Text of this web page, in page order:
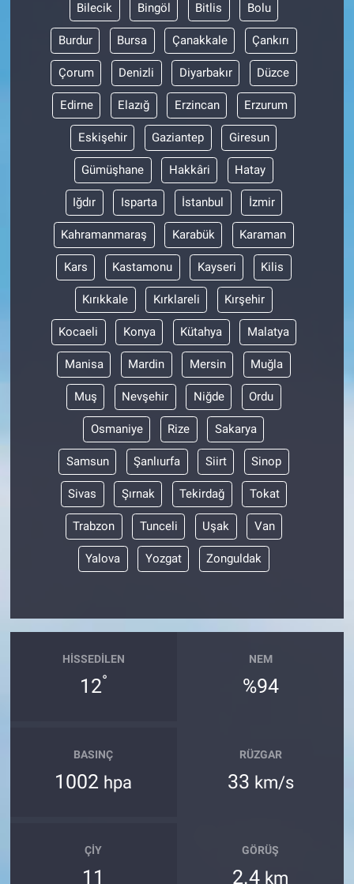
Bilecik Bingöl Bitlis Bolu
Burdur Bursa Çanakkale Çankırı
Çorum Denizli Diyarbakır Düzce
Edirne Elazığ Erzincan Erzurum
Eskişehir Gaziantep Giresun
Gümüşhane Hakkâri Hatay
Iğdır Isparta İstanbul İzmir
Kahramanmaraş Karabük Karaman
Kars Kastamonu Kayseri Kilis
Kırıkkale Kırklareli Kırşehir
Kocaeli Konya Kütahya Malatya
Manisa Mardin Mersin Muğla
Muş Nevşehir Niğde Ordu
Osmaniye Rize Sakarya
Samsun Şanlıurfa Siirt Sinop
Sivas Şırnak Tekirdağ Tokat
Trabzon Tunceli Uşak Van
Yalova Yozgat Zonguldak
HISSEDILEN
12°
NEM
%94
BASINÇ
1002 hpa
RÜZGAR
33 km/s
ÇIY
11
GÖRÜŞ
2.4 km